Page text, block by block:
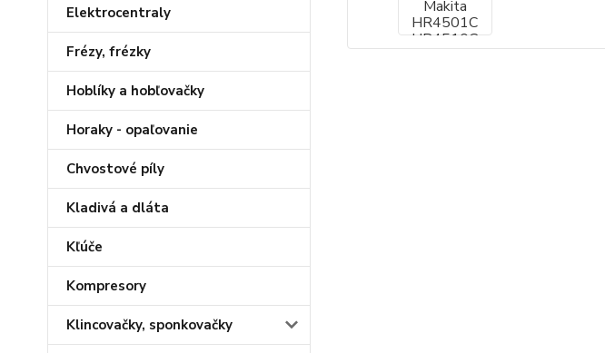
Elektrocentraly
Frézy, frézky
Hoblíky a hobľovačky
Horaky - opaľovanie
Chvostové píly
Kladivá a dláta
Kľúče
Kompresory
Klincovačky, sponkovačky